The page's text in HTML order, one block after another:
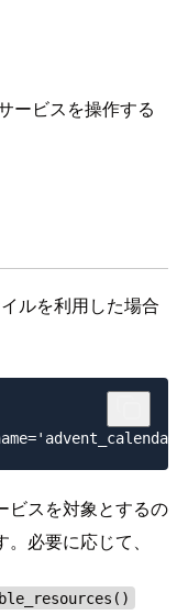
ービスを操作する
ルを利用した場合
ビスを対象とするの
必要に応じて、